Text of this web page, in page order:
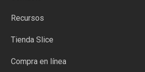
Recursos
Tienda Slice
Compra en línea